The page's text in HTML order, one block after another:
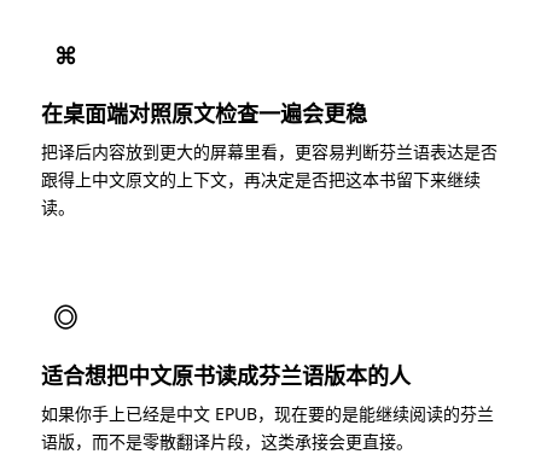
⌘
在桌面端对照原文检查一遍会更稳
把译后内容放到更大的屏幕里看，更容易判断芬兰语表达是否
跟得上中文原文的上下文，再决定是否把这本书留下来继续
读。
◎
适合想把中文原书读成芬兰语版本的人
如果你手上已经是中文 EPUB，现在要的是能继续阅读的芬兰
语版，而不是零散翻译片段，这类承接会更直接。